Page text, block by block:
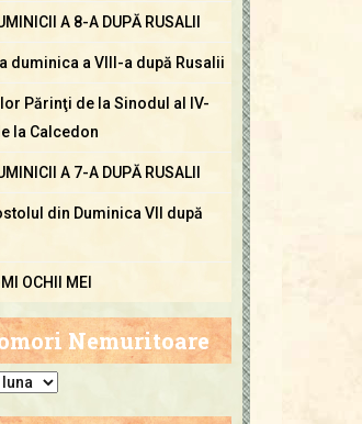
A 8-A DUPĂ RUSALII
duminica a VIII-a după Rusalii
Părinţi de la Sinodul al IV-
la Calcedon
A 7-A DUPĂ RUSALII
din Duminica VII după
OCHII MEI
Nemuritoare